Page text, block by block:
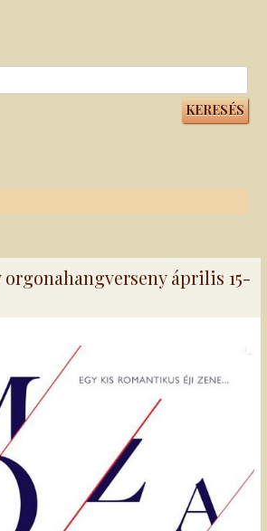
orgonahangverseny április 15-